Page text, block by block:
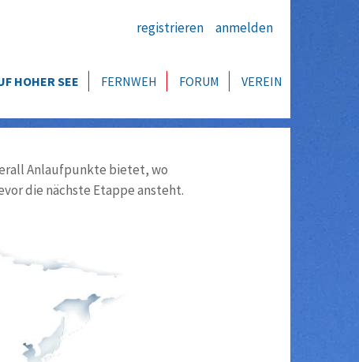
registrieren anmelden
HOHER SEE FERNWEH FORUM VEREIN
Anlaufpunkte bietet, wo
die nächste Etappe ansteht.